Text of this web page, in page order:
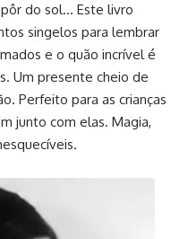
do sol… Este livro
singelos para lembrar
e o quão incrível é
Um presente cheio de
Perfeito para as crianças
junto com elas. Magia,